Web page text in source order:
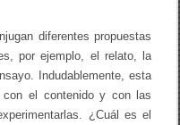
diferentes propuestas
por ejemplo, el relato, la
Indudablemente, esta
con el contenido y con las
¿Cuál es el